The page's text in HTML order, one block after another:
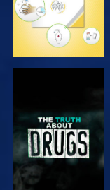
ΠΑΡΑΚΟΛΟΥΘΗΣΤΕ